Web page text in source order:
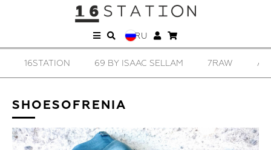
RU
16STATION 69 BY ISAAC SELLAM 7RAW
SHOESOFRENIA